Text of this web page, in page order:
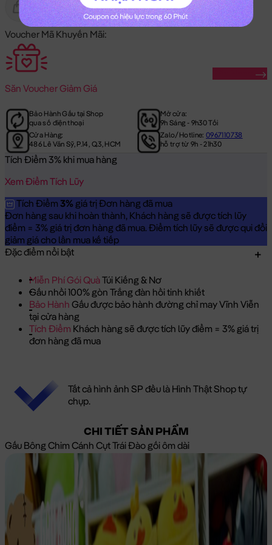
Gửi Tặng Hết Hàng
Voucher Mã Khuyến Mãi:
Săn Voucher Giảm Giá
Bảo Hành Gấu tại Shop
qua số điện thoại
Mở cửa:
9h Sáng - 9h30 Tối
Cửa Hàng:
486 Lê Văn Sỹ, P.14, Q.3, HCM
Zalo/Hotline:0967110738
hỗ trợ từ 9h - 21h30
Tích Điểm 3% khi mua hàng
Xem Điểm Tích Lũy
Tích Điểm 3% giá trị Đơn hàng đã mua
Đơn hàng sau khi hoàn thành, Khách hàng sẽ được tích lũy
điểm = 3% giá trị đơn hàng đã mua. Điểm tích lũy sẽ được qui đổi
giảm giá cho lần mua kế tiếp
Đặc điểm nổi bật
Miễn Phí Gói QuàTúi Kiếng & Nơ
Gấu nhồi 100% gòn Trắng đàn hồi tinh khiết
Bảo Hành Gấu được bảo hành đường chỉ may Vĩnh Viễn
tại cửa hàng
Tích Điểm Khách hàng sẽ được tích lũy điểm = 3% giá trị
đơn hàng đã mua
Tất cả hình ảnh SP đều là Hình Thật Shop tự
chụp.
CHI TIẾT SẢN PHẨM
Gấu Bông Chim Cánh Cụt Trái Đào gối ôm dài